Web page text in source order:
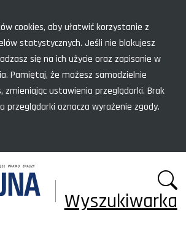
cookies, aby ułatwić korzystanie z
statystycznych. Jeśli nie blokujesz
się na ich użycie oraz zapisanie w
Pamiętaj, że możesz samodzielnie
zmieniając ustawienia przeglądarki. Brak
przeglądarki oznacza wyrażenie zgody.
Wyszukiwarka